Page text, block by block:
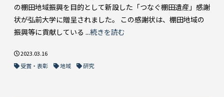
の棚田地域振興を目的として新設した「つなぐ棚田遺産」感謝
状が弘前大学に贈呈されました。 この感謝状は、棚田地域の
振興等に貢献している ...続きを読む
2023.03.16
受賞・表彰
地域 研究